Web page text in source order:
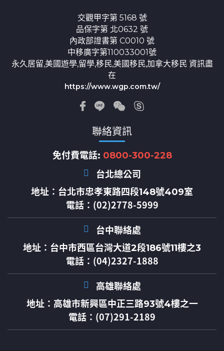
交觀甲字第 5168 號
品保字第 北0632 號
內政部證書第 C0010 號
中移廣字第110033001號
永久居留,美國遊學,留學,移民,美國移民,加拿大移民 資訊盡
在
https://www.wgp.com.tw/
聯絡資訊
免付費電話: 0800-300-228
台北總公司
地址： 台北市忠孝東路四段148號409室
電話：(02)2778-5999
台中聯絡處
地址： 台中市西區台灣大道2段186號11樓之3
電話：(04)2327-1888
高雄聯絡處
地址： 高雄市新興區中正三路93號4樓之一
電話：(07)291-2189